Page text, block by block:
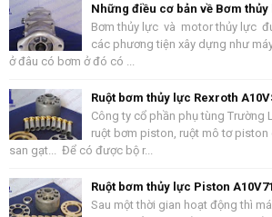
Những điều cơ bản về Bơm
Bơm thủy lực và motor thủy lực
các phương tiện xây dựng như
ở đâu có bơm ở đó có ...
Ruột bơm thủy lực Rexroth
Công ty cổ phần phụ tùng Trường
ruột bơm piston, ruột mô tơ piston
san gạt... Để có được bộ r...
Ruột bơm thủy lực Piston
Sau một thời gian hoạt động thì